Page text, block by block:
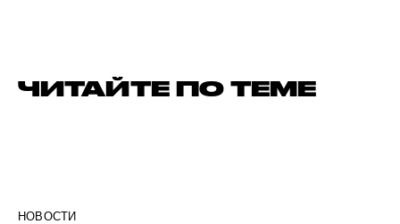
ЧИТАЙТЕ ПО ТЕМЕ
НОВОСТИ